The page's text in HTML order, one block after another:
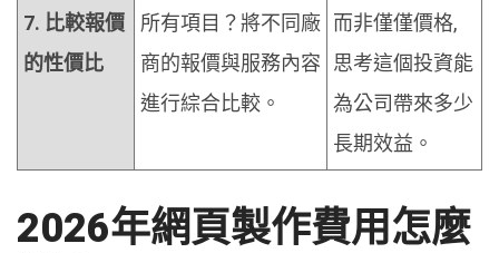
7. 比較報價
的性價比
所有項目？將不同廠
商的報價與服務內容
進行綜合比較。
而非僅僅價格,
思考這個投資能
為公司帶來多少
長期效益。
2026年網頁製作費用怎麼